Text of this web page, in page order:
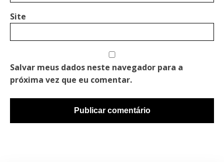
Site
Salvar meus dados neste navegador para a
próxima vez que eu comentar.